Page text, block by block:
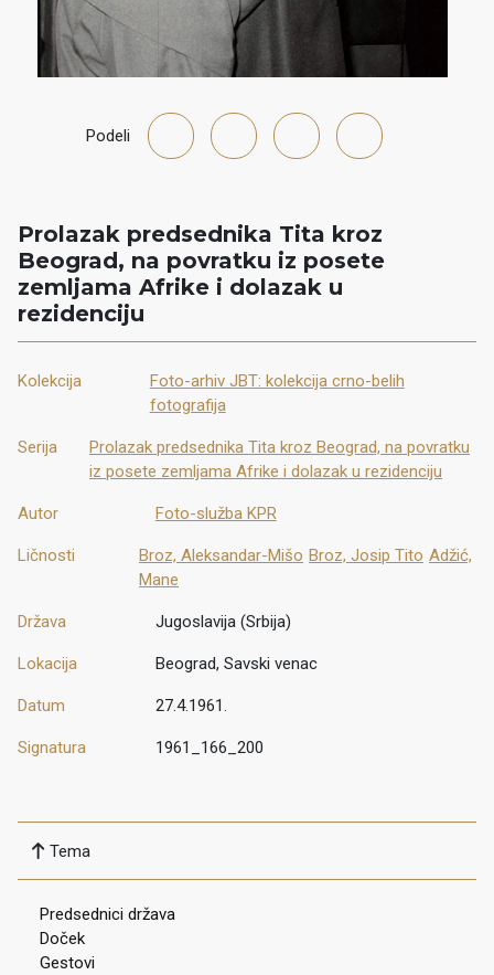
Podeli
Prolazak predsednika Tita kroz
Beograd, na povratku iz posete
zemljama Afrike i dolazak u
rezidenciju
Kolekcija
Foto-arhiv JBT: kolekcija crno-belih
fotografija
Serija
Prolazak predsednika Tita kroz Beograd, na povratku
iz posete zemljama Afrike i dolazak u rezidenciju
Autor Foto-služba KPR
Ličnosti Broz, Aleksandar-Mišo Broz, Josip Tito Adžić,
Mane
Država Jugoslavija (Srbija)
Lokacija Beograd, Savski venac
Datum 27.4.1961.
Signatura 1961_166_200
Tema
Predsednici država
Doček
Gestovi